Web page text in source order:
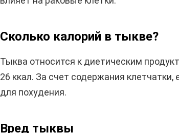
Сколько калорий в тыкве?
Тыква относится к диетическим
26 ккал. За счет содержания
для похудения.
Вред тыквы